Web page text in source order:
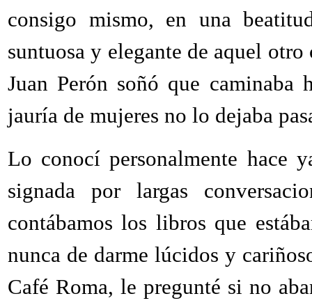
consigo mismo, en una
suntuosa y elegante de aquel
Juan Perón soñó que
jauría de mujeres no lo dejaba
Lo conocí personalmente hace
signada por largas
contábamos los libros que
nunca de darme lúcidos y
Café Roma, le pregunté si no